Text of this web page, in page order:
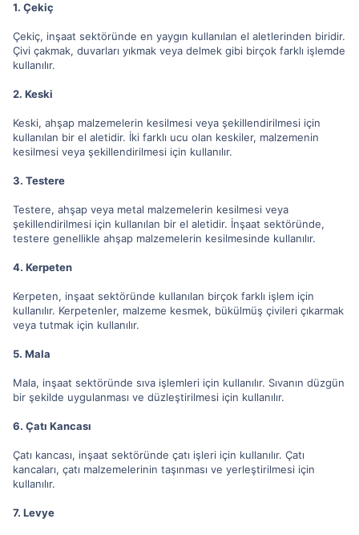
1. Çekiç
Çekiç, inşaat sektöründe en yaygın kullanılan el aletlerinden biridir.
Çivi çakmak, duvarları yıkmak veya delmek gibi birçok farklı işlemde
kullanılır.
2. Keski
Keski, ahşap malzemelerin kesilmesi veya şekillendirilmesi için
kullanılan bir el aletidir. İki farklı ucu olan keskiler, malzemenin
kesilmesi veya şekillendirilmesi için kullanılır.
3. Testere
Testere, ahşap veya metal malzemelerin kesilmesi veya
şekillendirilmesi için kullanılan bir el aletidir. İnşaat sektöründe,
testere genellikle ahşap malzemelerin kesilmesinde kullanılır.
4. Kerpeten
Kerpeten, inşaat sektöründe kullanılan birçok farklı işlem için
kullanılır. Kerpetenler, malzeme kesmek, bükülmüş çivileri çıkarmak
veya tutmak için kullanılır.
5. Mala
Mala, inşaat sektöründe sıva işlemleri için kullanılır. Sıvanın düzgün
bir şekilde uygulanması ve düzleştirilmesi için kullanılır.
6. Çatı Kancası
Çatı kancası, inşaat sektöründe çatı işleri için kullanılır. Çatı
kancaları, çatı malzemelerinin taşınması ve yerleştirilmesi için
kullanılır.
7. Levye